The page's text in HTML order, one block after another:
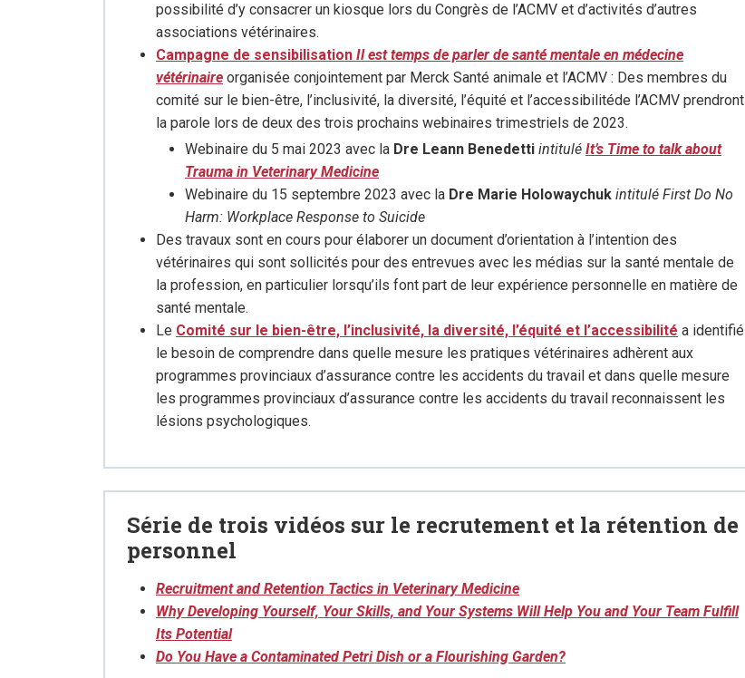
possibilité d’y consacrer un kiosque lors du Congrès de l’ACMV et d’activités d’autres
associations vétérinaires.
Campagne de sensibilisation Il est temps de parler de santé mentale en médecine
vétérinaire organisée conjointement par Merck Santé animale et l’ACMV : Des membres du
comité sur le bien-être, l’inclusivité, la diversité, l’équité et l’accessibilitéde l’ACMV prendront
la parole lors de deux des trois prochains webinaires trimestriels de 2023.
Webinaire du 5 mai 2023 avec la Dre Leann Benedetti intitulé It’s Time to talk about
Trauma in Veterinary Medicine
Webinaire du 15 septembre 2023 avec la Dre Marie Holowaychuk intitulé First Do No
Harm: Workplace Response to Suicide
Des travaux sont en cours pour élaborer un document d’orientation à l’intention des
vétérinaires qui sont sollicités pour des entrevues avec les médias sur la santé mentale de
la profession, en particulier lorsqu’ils font part de leur expérience personnelle en matière de
santé mentale.
Le Comité sur le bien-être, l’inclusivité, la diversité, l’équité et l’accessibilité a identifié
le besoin de comprendre dans quelle mesure les pratiques vétérinaires adhèrent aux
programmes provinciaux d’assurance contre les accidents du travail et dans quelle mesure
les programmes provinciaux d’assurance contre les accidents du travail reconnaissent les
lésions psychologiques.
Série de trois vidéos sur le recrutement et la rétention de
personnel
Recruitment and Retention Tactics in Veterinary Medicine
Why Developing Yourself, Your Skills, and Your Systems Will Help You and Your Team Fulfill
Its Potential
Do You Have a Contaminated Petri Dish or a Flourishing Garden?